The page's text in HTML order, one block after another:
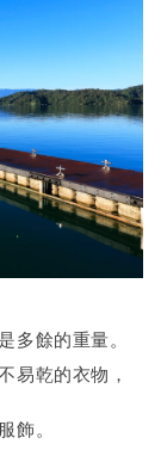
多餘的重量。
易乾的衣物，
飾。